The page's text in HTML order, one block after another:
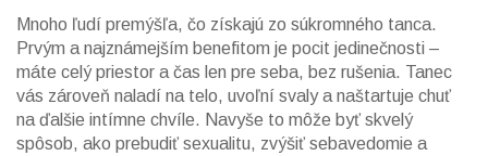
Mnoho ľudí premýšľa, čo získajú zo súkromného tanca.
Prvým a najznámejším benefitom je pocit jedinečnosti –
máte celý priestor a čas len pre seba, bez rušenia. Tanec
vás zároveň naladí na telo, uvoľní svaly a naštartuje chuť
na ďalšie intímne chvíle. Navyše to môže byť skvelý
spôsob, ako prebudiť sexualitu, zvýšiť sebavedomie a